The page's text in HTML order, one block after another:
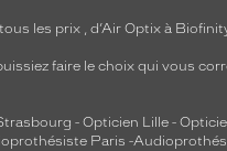
les prix , d’Air Optix à
faire le choix qui vous
- Opticien Lille -
Paris -